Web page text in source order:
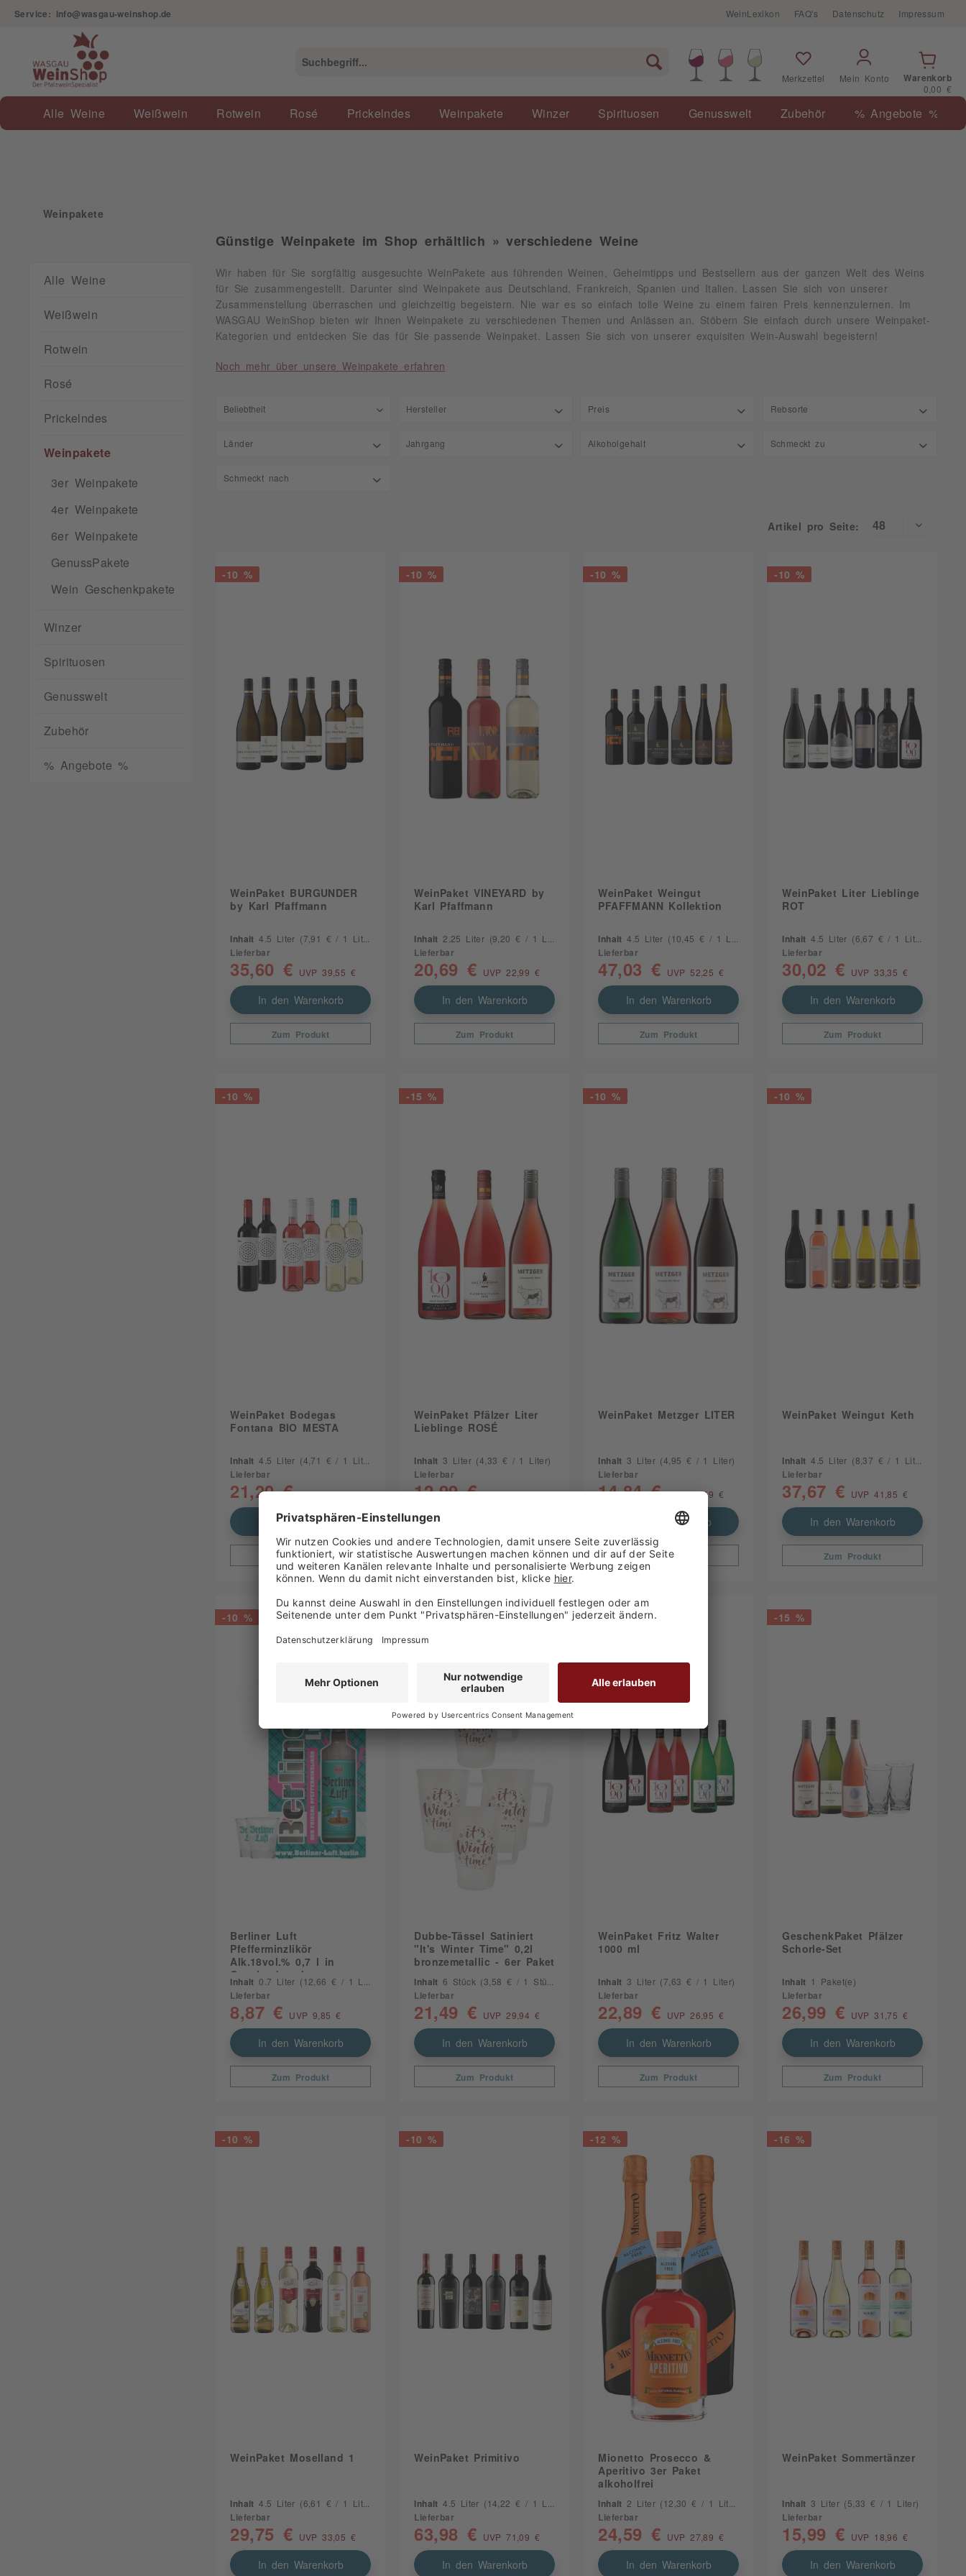
Service: info@wasgau-weinshop.de WeinLexikon FAQ's Datenschutz Impressum
Merkzettel Mein Konto
Warenkorb
0,00 €
Alle Weine Weißwein Rotwein Rosé Prickelndes Weinpakete Winzer Spirituosen Genusswelt Zubehör % Angebote %
Weinpakete
Weinpakete
Alle Weine
Weißwein
Rotwein
Rosé
Prickelndes
Weinpakete
3er Weinpakete
4er Weinpakete
6er Weinpakete
GenussPakete
Wein Geschenkpakete
Winzer
Spirituosen
Genusswelt
Zubehör
% Angebote %
Günstige Weinpakete im Shop erhältlich » verschiedene Weine
Wir haben für Sie sorgfältig ausgesuchte WeinPakete aus führenden Weinen, Geheimtipps und Bestsellern aus der ganzen Welt des Weins
für Sie zusammengestellt. Darunter sind Weinpakete aus Deutschland, Frankreich, Spanien und Italien. Lassen Sie sich von unserer
Zusammenstellung überraschen und gleichzeitig begeistern. Nie war es so einfach tolle Weine zu einem fairen Preis kennenzulernen. Im
WASGAU WeinShop bieten wir Ihnen Weinpakete zu verschiedenen Themen und Anlässen an. Stöbern Sie einfach durch unsere Weinpaket-
Kategorien und entdecken Sie das für Sie passende Weinpaket. Lassen Sie sich von unserer exquisiten Wein-Auswahl begeistern!
Noch mehr über unsere Weinpakete erfahren
Hersteller
Moselland Winzergenossenschaft
Preis Rebsorte
Cuvée
Länder
Deutschland
Jahrgang Alkoholgehalt Schmeckt zu
Schmeckt nach
Artikel pro Seite:
-10 %
WeinPaket BURGUNDER
by Karl Pfaffmann
Inhalt4.5 Liter (7,91 € / 1 Liter)
Lieferbar
35,60 € UVP 39,55 €
In den Warenkorb
Zum Produkt
-10 %
WeinPaket VINEYARD by
Karl Pfaffmann
Inhalt 2.25 Liter
(9,20 € / 1 Liter)
Lieferbar
20,69 € UVP 22,99 €
In den Warenkorb
Zum Produkt
-10 %
WeinPaket Weingut
PFAFFMANN Kollektion
Inhalt4.5 Liter (10,45 € / 1 Liter)
Lieferbar
47,03 € UVP 52,25 €
In den Warenkorb
Zum Produkt
-10 %
WeinPaket Liter Lieblinge
ROT
Inhalt4.5 Liter (6,67 € / 1 Liter)
Lieferbar
30,02 € UVP 33,35 €
In den Warenkorb
Zum Produkt
-10 %
WeinPaket Bodegas
Fontana BIO MESTA
Inhalt4.5 Liter (4,71 € / 1 Liter)
Lieferbar
21,20 € UVP 23,55 €
In den Warenkorb
Zum Produkt
-15 %
WeinPaket Pfälzer Liter
Lieblinge ROSÉ
Inhalt 3 Liter (4,33 € / 1 Liter)
Lieferbar
12,99 € UVP 15,29 €
Zum Produkt
-10 %
WeinPaket Metzger LITER
Inhalt 3 Liter (4,95 € / 1 Liter)
Lieferbar
14,84 € UVP 16,49 €
In den Warenkorb
Zum Produkt
-10 %
WeinPaket Weingut Keth
Inhalt4.5 Liter (8,37 € / 1 Liter)
Lieferbar
37,67 € UVP 41,85 €
In den Warenkorb
Zum Produkt
-10 %
Berliner Luft
Pfefferminzlikör
Alk.18vol.% 0,7 l in
Geschenkpackung
Inhalt0.7 Liter (12,66 € / 1 Liter)
Lieferbar
8,87 € UVP 9,85 €
In den Warenkorb
Zum Produkt
-28 %
Dubbe-Tässel Satiniert
"It's Winter Time" 0,2l
bronzemetallic - 6er Paket
Inhalt6 Stück (3,58 € / 1 Stück)
Lieferbar
21,49 € UVP 29,94 €
In den Warenkorb
Zum Produkt
-15 %
WeinPaket Fritz Walter
1000 ml
Inhalt 3 Liter (7,63 € / 1 Liter)
Lieferbar
22,89 € UVP 26,95 €
In den Warenkorb
Zum Produkt
-15 %
GeschenkPaket Pfälzer
Schorle-Set
Inhalt 1 Paket(e)
Lieferbar
26,99 € UVP 31,75 €
In den Warenkorb
Zum Produkt
-10 %
WeinPaket Moselland 1
Inhalt4.5 Liter (6,61 € / 1 Liter)
Lieferbar
29,75 € UVP 33,05 €
In den Warenkorb
-10 %
WeinPaket Primitivo
Inhalt4.5 Liter (14,22 € / 1 Liter)
Lieferbar
63,98 € UVP 71,09 €
In den Warenkorb
-12 %
Mionetto Prosecco &
Aperitivo 3er Paket
alkoholfrei
Inhalt 2 Liter (12,30 € / 1 Liter)
Lieferbar
24,59 € UVP 27,89 €
In den Warenkorb
-16 %
WeinPaket Sommertänzer
Inhalt 3 Liter (5,33 € / 1 Liter)
Lieferbar
15,99 € UVP 18,96 €
In den Warenkorb